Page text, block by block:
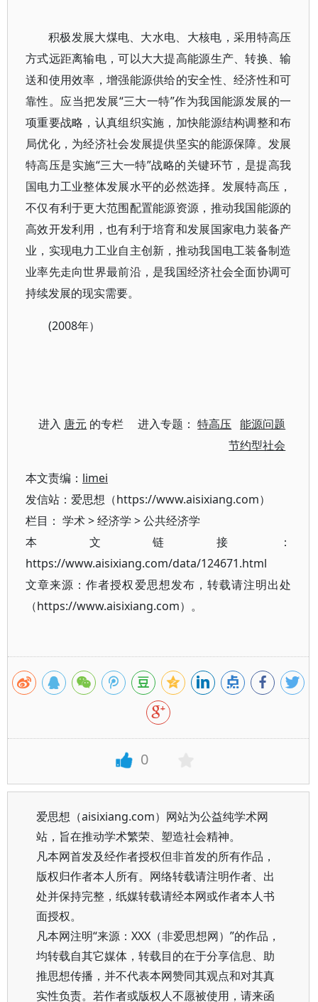
积极发展大煤电、大水电、大核电，采用特高压
方式远距离输电，可以大大提高能源生产、转换、输
送和使用效率，增强能源供给的安全性、经济性和可
靠性。应当把发展“三大一特”作为我国能源发展的一
项重要战略，认真组织实施，加快能源结构调整和布
局优化，为经济社会发展提供坚实的能源保障。发展
特高压是实施“三大一特”战略的关键环节，是提高我
国电力工业整体发展水平的必然选择。发展特高压，
不仅有利于更大范围配置能源资源，推动我国能源的
高效开发利用，也有利于培育和发展国家电力装备产
业，实现电力工业自主创新，推动我国电工装备制造
业率先走向世界最前沿，是我国经济社会全面协调可
持续发展的现实需要。
(2008年）
进入 唐元 的专栏 进入专题：特高压
能源问题
节约型社会
本文责编： limei
发信站：爱思想（https://www.aisixiang.com）
栏目： 学术>经济学 >公共经济学
本文链接：
https://www.aisixiang.com/data/124671.html
文章来源：作者授权爱思想发布，转载请注明出处
（https://www.aisixiang.com）。
0
爱思想（aisixiang.com）网站为公益纯学术网
站，旨在推动学术繁荣、塑造社会精神。
凡本网首发及经作者授权但非首发的所有作品，
版权归作者本人所有。网络转载请注明作者、出
处并保持完整，纸媒转载请经本网或作者本人书
面授权。
凡本网注明“来源：XXX（非爱思想网）”的作品，
均转载自其它媒体，转载目的在于分享信息、助
推思想传播，并不代表本网赞同其观点和对其真
实性负责。若作者或版权人不愿被使用，请来函